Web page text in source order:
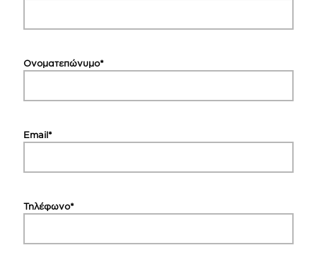
Ονοματεπώνυμο*
Email*
Τηλέφωνο*